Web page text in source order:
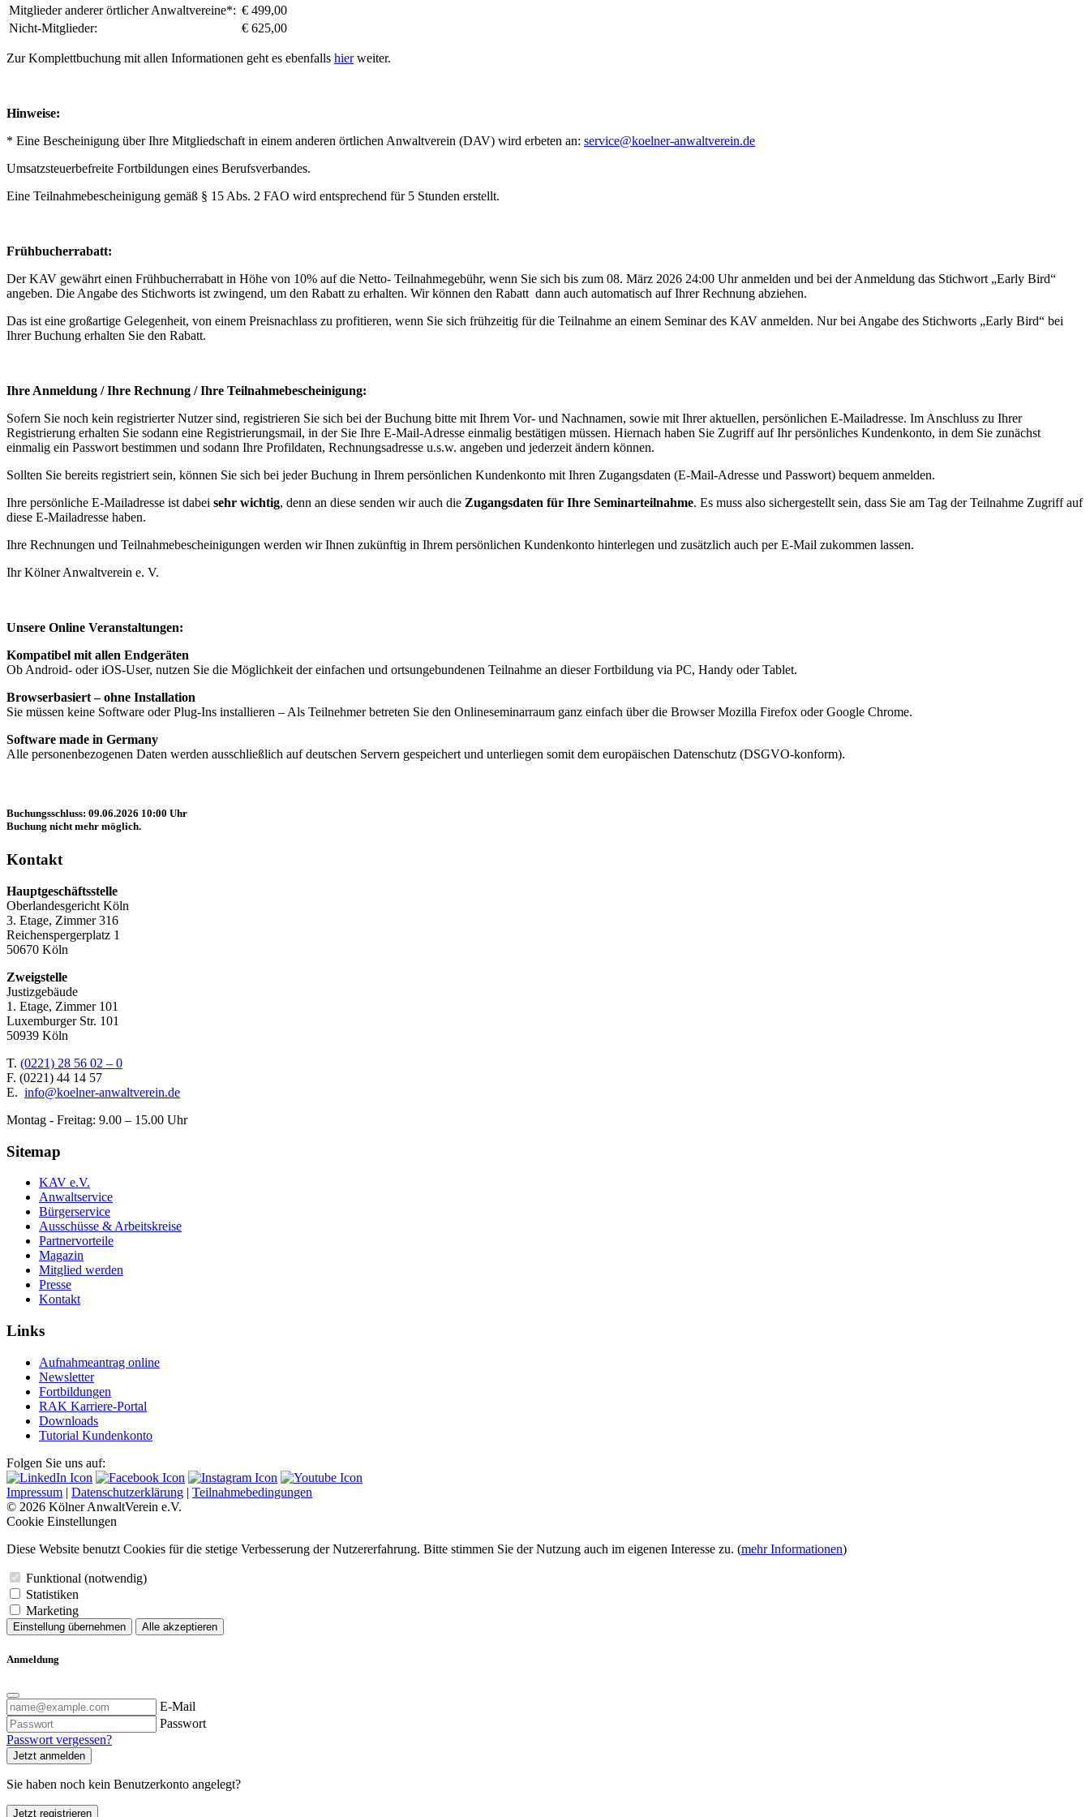
Mitglieder anderer örtlicher Anwaltvereine*: € 499,00
Nicht-Mitglieder:
€ 625,00
Zur Komplettbuchung mit allen Informationen geht es ebenfalls hierweiter.
Hinweise:
* Eine Bescheinigung über Ihre Mitgliedschaft in einem anderen örtlichen Anwaltverein (DAV) wird erbeten an: service@koelner-anwaltverein.de
Umsatzsteuerbefreite Fortbildungen eines Berufsverbandes.
Eine Teilnahmebescheinigung gemäß § 15 Abs. 2 FAO wird entsprechend für 5 Stunden erstellt.
Frühbucherrabatt:
Der KAV gewährt einen Frühbucherrabatt in Höhe von 10% auf die Netto- Teilnahmegebühr, wenn Sie sich bis zum 08. März 2026 24:00 Uhr anmelden und bei der Anmeldung das Stichwort „Early Bird“
angeben. Die Angabe des Stichworts ist zwingend, um den Rabatt zu erhalten. Wir können den Rabatt dann auch automatisch auf Ihrer Rechnung abziehen.
Das ist eine großartige Gelegenheit, von einem Preisnachlass zu profitieren, wenn Sie sich frühzeitig für die Teilnahme an einem Seminar des KAV anmelden. Nur bei Angabe des Stichworts „Early Bird“ bei
Ihrer Buchung erhalten Sie den Rabatt.
Ihre Anmeldung / Ihre Rechnung / Ihre Teilnahmebescheinigung:
Sofern Sie noch kein registrierter Nutzer sind, registrieren Sie sich bei der Buchung bitte mit Ihrem Vor- und Nachnamen, sowie mit Ihrer aktuellen, persönlichen E-Mailadresse. Im Anschluss zu Ihrer
Registrierung erhalten Sie sodann eine Registrierungsmail, in der Sie Ihre E-Mail-Adresse einmalig bestätigen müssen. Hiernach haben Sie Zugriff auf Ihr persönliches Kundenkonto, in dem Sie zunächst
einmalig ein Passwort bestimmen und sodann Ihre Profildaten, Rechnungsadresse u.s.w. angeben und jederzeit ändern können.
Sollten Sie bereits registriert sein, können Sie sich bei jeder Buchung in Ihrem persönlichen Kundenkonto mit Ihren Zugangsdaten (E-Mail-Adresse und Passwort) bequem anmelden.
Ihre persönliche E-Mailadresse ist dabei sehr wichtig, denn an diese senden wir auch die Zugangsdaten für Ihre Seminarteilnahme. Es muss also sichergestellt sein, dass Sie am Tag der Teilnahme Zugriff auf
diese E-Mailadresse haben.
Ihre Rechnungen und Teilnahmebescheinigungen werden wir Ihnen zukünftig in Ihrem persönlichen Kundenkonto hinterlegen und zusätzlich auch per E-Mail zukommen lassen.
Ihr Kölner Anwaltverein e. V.
Unsere Online Veranstaltungen:
Kompatibel mit allen Endgeräten
Ob Android- oder iOS-User, nutzen Sie die Möglichkeit der einfachen und ortsungebundenen Teilnahme an dieser Fortbildung via PC, Handy oder Tablet.
Browserbasiert – ohne Installation
Sie müssen keine Software oder Plug-Ins installieren – Als Teilnehmer betreten Sie den Onlineseminarraum ganz einfach über die Browser Mozilla Firefox oder Google Chrome.
Software made in Germany
Alle personenbezogenen Daten werden ausschließlich auf deutschen Servern gespeichert und unterliegen somit dem europäischen Datenschutz (DSGVO-konform).
Buchungsschluss: 09.06.2026 10:00 Uhr
Buchung nicht mehr möglich.
Kontakt
Hauptgeschäftsstelle
Oberlandesgericht Köln
3. Etage, Zimmer 316
Reichenspergerplatz 1
50670 Köln
Zweigstelle
Justizgebäude
1. Etage, Zimmer 101
Luxemburger Str. 101
50939 Köln
T. (0221) 28 56 02 – 0
F. (0221) 44 14 57
E. info@koelner-anwaltverein.de
Montag - Freitag: 9.00 – 15.00 Uhr
Sitemap
KAV e.V.
Anwaltservice
Bürgerservice
Ausschüsse & Arbeitskreise
Partnervorteile
Magazin
Mitglied werden
Presse
Kontakt
Links
Aufnahmeantrag online
Newsletter
Fortbildungen
RAK Karriere-Portal
Downloads
Tutorial Kundenkonto
Folgen Sie uns auf:
Impressum | Datenschutzerklärung | Teilnahmebedingungen
© 2026 Kölner AnwaltVerein e.V.
Cookie Einstellungen
Diese Website benutzt Cookies für die stetige Verbesserung der Nutzererfahrung. Bitte stimmen Sie der Nutzung auch im eigenen Interesse zu. (mehr Informationen)
Funktional (notwendig)
Statistiken
Marketing
Einstellung übernehmen Alle akzeptieren
Anmeldung
E-Mail
Passwort
Passwort vergessen?
Jetzt anmelden
Sie haben noch kein Benutzerkonto angelegt?
Jetzt registrieren